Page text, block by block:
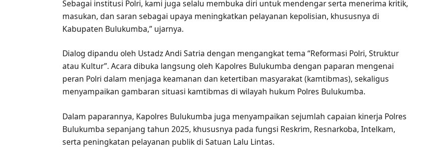
Sebagai institusi Polri, kami juga selalu membuka diri untuk mendengar serta menerima kritik,
masukan, dan saran sebagai upaya meningkatkan pelayanan kepolisian, khususnya di
Kabupaten Bulukumba,” ujarnya.
Dialog dipandu oleh Ustadz Andi Satria dengan mengangkat tema “Reformasi Polri, Struktur
atau Kultur”. Acara dibuka langsung oleh Kapolres Bulukumba dengan paparan mengenai
peran Polri dalam menjaga keamanan dan ketertiban masyarakat (kamtibmas), sekaligus
menyampaikan gambaran situasi kamtibmas di wilayah hukum Polres Bulukumba.
Dalam paparannya, Kapolres Bulukumba juga menyampaikan sejumlah capaian kinerja Polres
Bulukumba sepanjang tahun 2025, khususnya pada fungsi Reskrim, Resnarkoba, Intelkam,
serta peningkatan pelayanan publik di Satuan Lalu Lintas.